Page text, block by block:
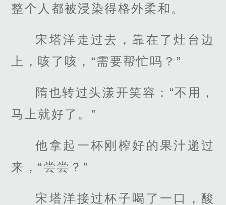
整个人都被浸染得格外柔和。
宋塔洋走过去，靠在了灶台边
上，咳了咳，“需要帮忙吗？”
隋也转过头漾开笑容：“不用，
马上就好了。”
他拿起一杯刚榨好的果汁递过
来，“尝尝？”
宋塔洋接过杯子喝了一口，酸